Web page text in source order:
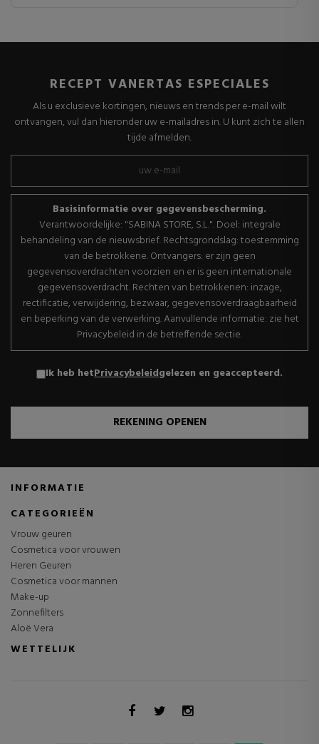
RECEPT VANERTAS ESPECIALES
Als u exclusieve kortingen, nieuws en trends per e-mail wilt
ontvangen, vul dan hieronder uw e-mailadres in. U kunt zich te allen
tijde afmelden.
Basisinformatie over gegevensbescherming.
Verantwoordelijke: "SABINA STORE, S.L.". Doel: integrale
behandeling van de nieuwsbrief. Rechtsgrondslag: toestemming
van de betrokkene. Ontvangers: er zijn geen
gegevensoverdrachten voorzien en er is geen internationale
gegevensoverdracht. Rechten van betrokkenen: inzage,
rectificatie, verwijdering, bezwaar, gegevensoverdraagbaarheid
en beperking van de verwerking. Aanvullende informatie: zie het
Privacybeleid in de betreffende sectie.
Ik heb hetPrivacybeleidgelezen en geaccepteerd.
REKENING OPENEN
INFORMATIE
CATEGORIEËN
Vrouw geuren
Cosmetica voor vrouwen
Heren Geuren
Cosmetica voor mannen
Make-up
Zonnefilters
Aloë Vera
WETTELIJK